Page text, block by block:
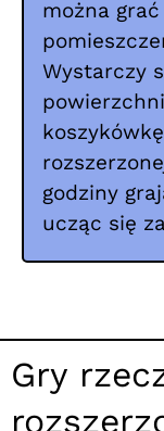
można
Wystarczy
godziny
ucząc się
Gry